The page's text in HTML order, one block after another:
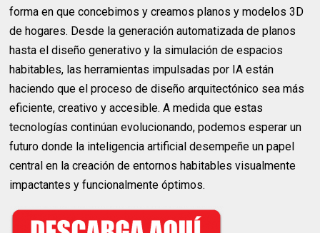
forma en que concebimos y creamos planos y modelos 3D
de hogares. Desde la generación automatizada de planos
hasta el diseño generativo y la simulación de espacios
habitables, las herramientas impulsadas por IA están
haciendo que el proceso de diseño arquitectónico sea más
eficiente, creativo y accesible. A medida que estas
tecnologías continúan evolucionando, podemos esperar un
futuro donde la inteligencia artificial desempeñe un papel
central en la creación de entornos habitables visualmente
impactantes y funcionalmente óptimos.